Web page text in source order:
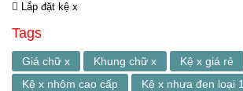
Lắp đặt kệ x
Tags
Giá chữ x Khung chữ x
Kệ x giá rẻ
Kệ x nhôm cao cấp
Kệ x nhựa đen loại 1